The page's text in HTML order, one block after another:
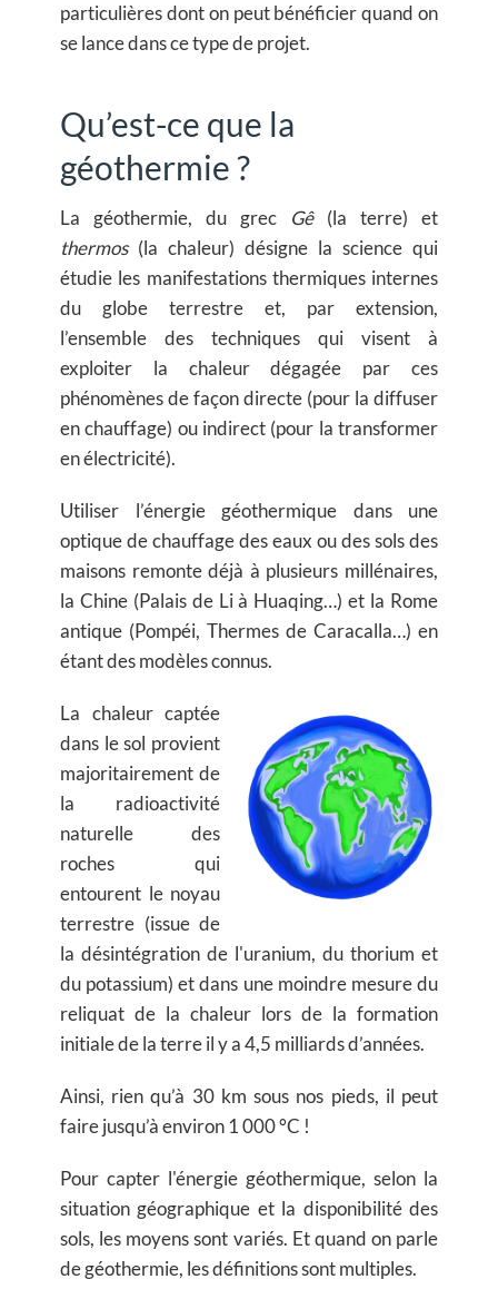
particulières dont on peut bénéficier quand on
se lance dans ce type de projet.
Qu’est-ce que la
géothermie ?
La géothermie, du grec Gê(la terre) et
thermos(la chaleur) désigne la science qui
étudie les manifestations thermiques internes
du globe terrestre et, par extension,
l’ensemble des techniques qui visent à
exploiter la chaleur dégagée par ces
phénomènes de façon directe (pour la diffuser
en chauffage) ou indirect (pour la transformer
en électricité).
Utiliser l’énergie géothermique dans une
optique de chauffage des eaux ou des sols des
maisons remonte déjà à plusieurs millénaires,
la Chine (Palais de Li à Huaqing…) et la Rome
antique (Pompéi, Thermes de Caracalla…) en
étant des modèles connus.
La chaleur captée
dans le sol provient
majoritairement de
la radioactivité
naturelle des
roches qui
entourent le noyau
terrestre (issue de
la désintégration de l'uranium, du thorium et
du potassium) et dans une moindre mesure du
reliquat de la chaleur lors de la formation
initiale de la terre il y a 4,5 milliards d’années.
Ainsi, rien qu’à 30 km sous nos pieds, il peut
faire jusqu’à environ 1 000 °C !
Pour capter l'énergie géothermique, selon la
situation géographique et la disponibilité des
sols, les moyens sont variés. Et quand on parle
de géothermie, les définitions sont multiples.